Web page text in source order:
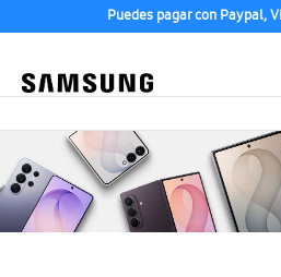
Puedes pagar con Paypal,